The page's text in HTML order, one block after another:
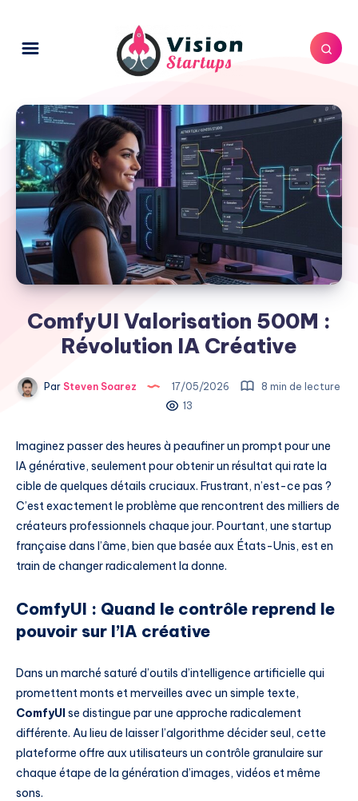
ComfyUI Valorisation 500M :
Révolution IA Créative
Par Steven Soarez 17/05/2026
8 min de lecture
13
Imaginez passer des heures à peaufiner un prompt pour une
IA générative, seulement pour obtenir un résultat qui rate la
cible de quelques détails cruciaux. Frustrant, n’est-ce pas ?
C’est exactement le problème que rencontrent des milliers de
créateurs professionnels chaque jour. Pourtant, une startup
française dans l’âme, bien que basée aux États-Unis, est en
train de changer radicalement la donne.
ComfyUI : Quand le contrôle reprend le
pouvoir sur l’IA créative
Dans un marché saturé d’outils d’intelligence artificielle qui
promettent monts et merveilles avec un simple texte,
ComfyUIse distingue par une approche radicalement
différente. Au lieu de laisser l’algorithme décider seul, cette
plateforme offre aux utilisateurs un contrôle granulaire sur
chaque étape de la génération d’images, vidéos et même
sons.